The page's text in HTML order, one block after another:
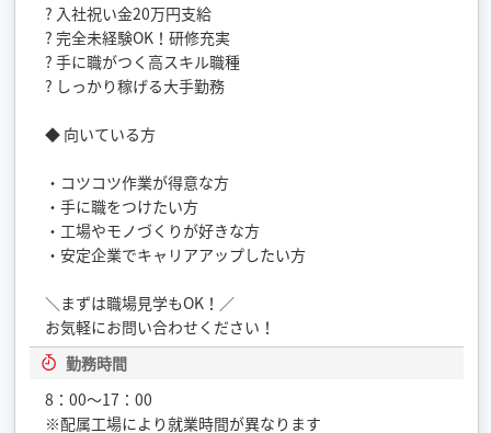
? 入社祝い金20万円支給
? 完全未経験OK！研修充実
? 手に職がつく高スキル職種
? しっかり稼げる大手勤務
◆ 向いている方
・コツコツ作業が得意な方
・手に職をつけたい方
・工場やモノづくりが好きな方
・安定企業でキャリアアップしたい方
＼まずは職場見学もOK！／
お気軽にお問い合わせください！
勤務時間
8：00～17：00
※配属工場により就業時間が異なります